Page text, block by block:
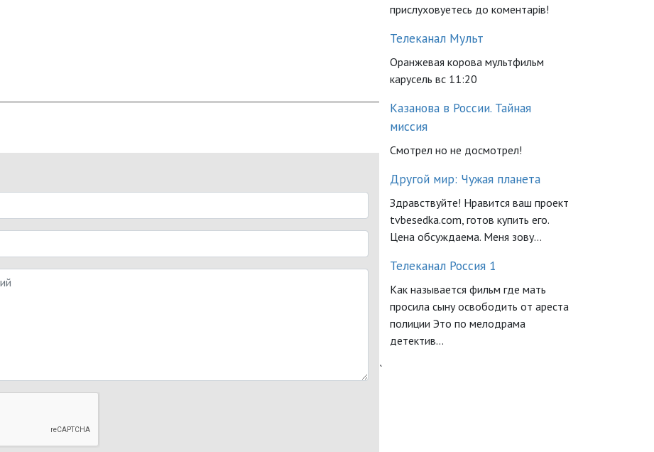
прислуховуетесь до коментарів!
Телеканал Мульт
Оранжевая корова мультфильм
карусель вс 11:20
Казанова в России. Тайная
миссия
Смотрел но не досмотрел!
Другой мир: Чужая планета
Здравствуйте! Нравится ваш проект
tvbesedka.com, готов купить его.
Цена обсуждаема. Меня зову...
Телеканал Россия 1
Как называется фильм где мать
просила сыну освободить от ареста
полиции Это по мелодрама
детектив...
`